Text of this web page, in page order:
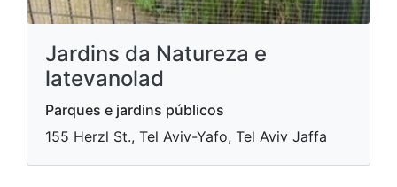
Jardins da Natureza e
latevanolad
Parques e jardins públicos
155 Herzl St., Tel Aviv-Yafo, Tel Aviv Jaffa